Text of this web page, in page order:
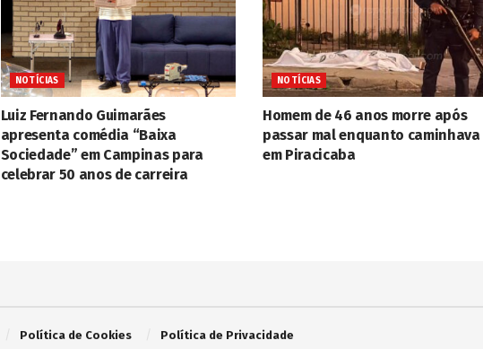
NOTÍCIAS
Luiz Fernando Guimarães
apresenta comédia “Baixa
Sociedade” em Campinas para
celebrar 50 anos de carreira
NOTÍCIAS
Homem de 46 anos morre após
passar mal enquanto caminhava
em Piracicaba
Política de Cookies Política de Privacidade